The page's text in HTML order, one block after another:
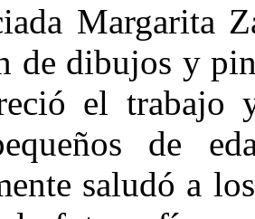
Margarita
de dibujos y
el trabajo
de
saludó a